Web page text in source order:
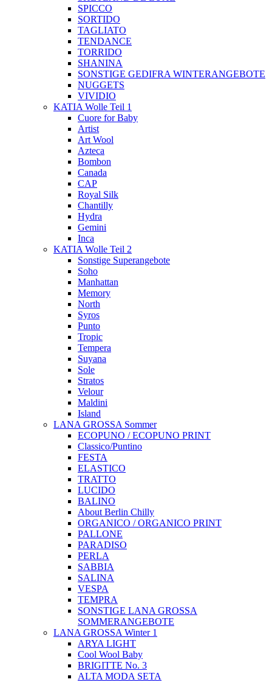
SPICCO
SORTIDO
TAGLIATO
TENDANCE
TORRIDO
SHANINA
SONSTIGE GEDIFRA WINTERANGEBOTE
NUGGETS
VIVIDIO
KATIA Wolle Teil 1
Cuore for Baby
Artist
Art Wool
Azteca
Bombon
Canada
CAP
Royal Silk
Chantilly
Hydra
Gemini
Inca
KATIA Wolle Teil 2
Sonstige Superangebote
Soho
Manhattan
Memory
North
Syros
Punto
Tropic
Tempera
Suyana
Sole
Stratos
Velour
Maldini
Island
LANA GROSSA Sommer
ECOPUNO / ECOPUNO PRINT
Classico/Puntino
FESTA
ELASTICO
TRATTO
LUCIDO
BALINO
About Berlin Chilly
ORGANICO / ORGANICO PRINT
PALLONE
PARADISO
PERLA
SABBIA
SALINA
VESPA
TEMPRA
SONSTIGE LANA GROSSA
SOMMERANGEBOTE
LANA GROSSA Winter 1
ARYA LIGHT
Cool Wool Baby
BRIGITTE No. 3
ALTA MODA SETA